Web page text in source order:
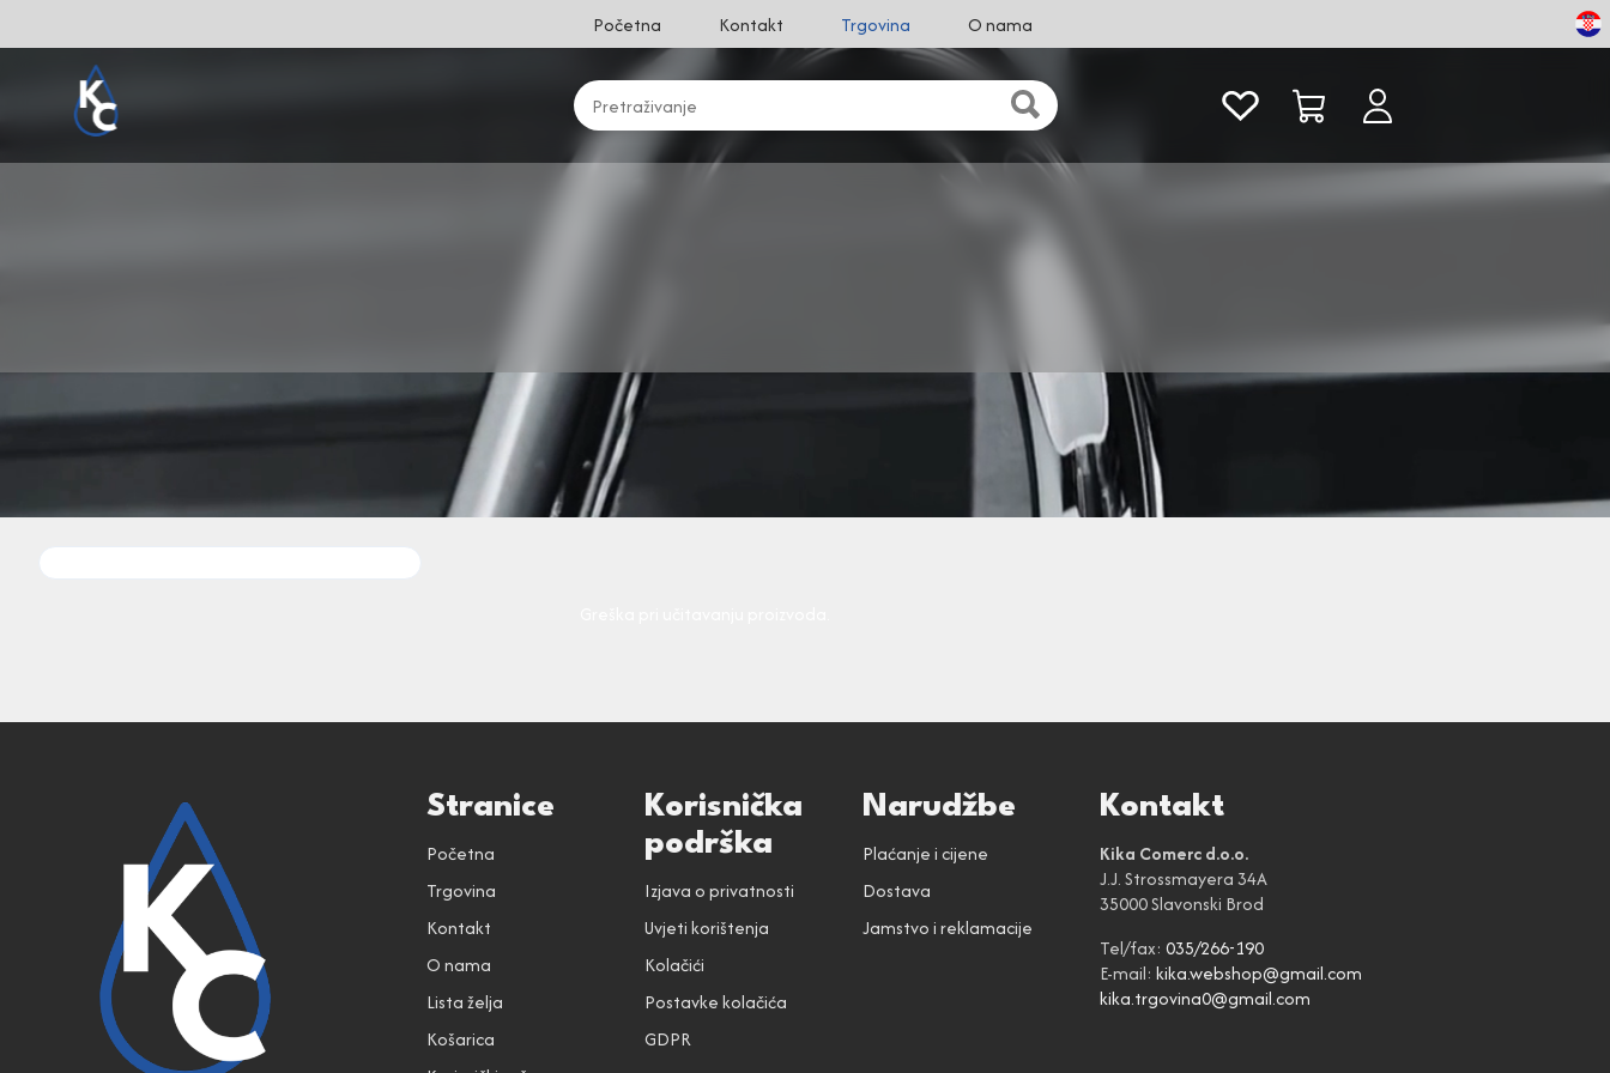
Početna Kontakt Trgovina O nama
Stranice
Početna
Trgovina
Kontakt
O nama
Lista želja
Košarica
Korisnička
podrška
Izjava o privatnosti
Uvjeti korištenja
Kolačići
Postavke kolačića
GDPR
Narudžbe
Plaćanje i cijene
Dostava
Jamstvo i reklamacije
Kontakt
Kika Comerc d.o.o.
J.J. Strossmayera 34A
35000 Slavonski Brod
Tel/fax: 035/266-190
E-mail: kika.webshop@gmail.com
kika.trgovina0@gmail.com